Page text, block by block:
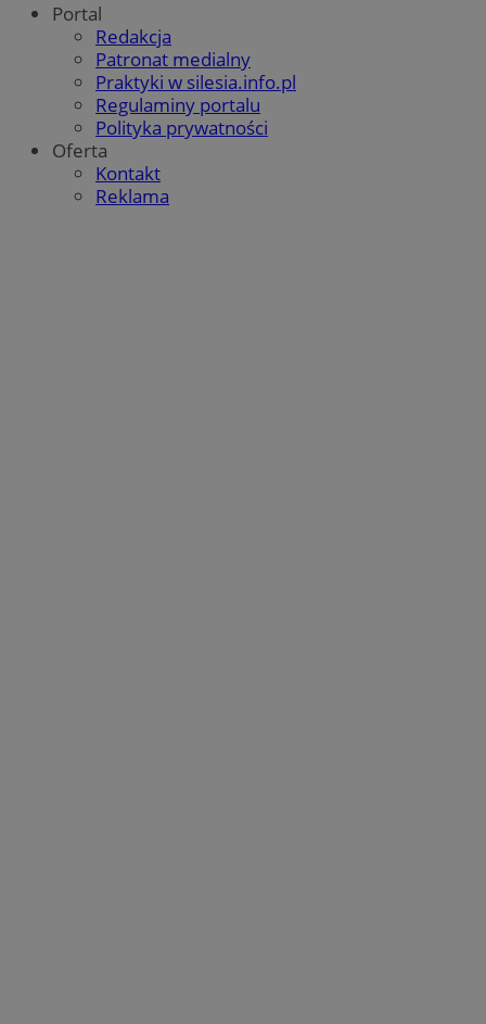
Portal
Redakcja
Patronat medialny
Praktyki w silesia.info.pl
Regulaminy portalu
Polityka prywatności
Oferta
Kontakt
Reklama